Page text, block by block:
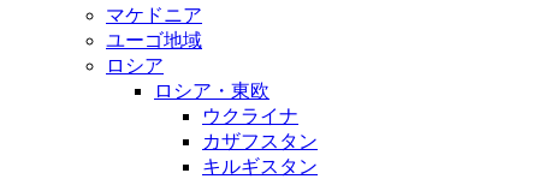
マケドニア
ユーゴ地域
ロシア
ロシア・東欧
ウクライナ
カザフスタン
キルギスタン